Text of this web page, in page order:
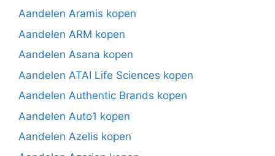
Aandelen Aramis kopen
Aandelen ARM kopen
Aandelen Asana kopen
Aandelen ATAI Life Sciences kopen
Aandelen Authentic Brands kopen
Aandelen Auto1 kopen
Aandelen Azelis kopen